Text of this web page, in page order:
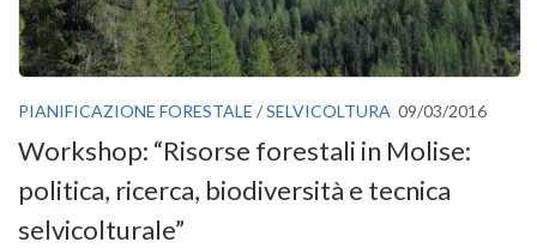
News
Post Recenti
Avvisi
Borse di Studio
Call for Papers
PIANIFICAZIONE FORESTALE /SELVICOLTURA 09/03/2016
Workshop: “Risorse forestali in Molise:
politica, ricerca, biodiversità e tecnica
selvicolturale”